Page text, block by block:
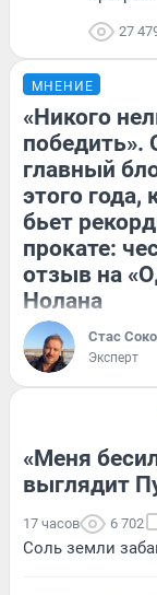
27
МНЕНИЕ
«Никого
победить».
главный
этого года,
бьет
прокате:
отзыв на
Нолана
Стас
Эксперт
«Меня
выглядит
17 часов 6 702
Соль земли